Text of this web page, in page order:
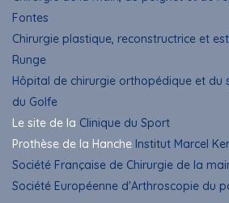
Fontes
Chirurgie plastique, reconstructrice et
Runge
Hôpital de chirurgie orthopédique et du
du Golfe
Le site de la Clinique du Sport
Prothèse de la Hanche Institut Marcel
Société Française de Chirurgie de la
Société Européenne d'Arthroscopie du